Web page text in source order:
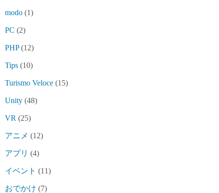
modo (1)
PC (2)
PHP(12)
Tips (10)
Turismo Veloce (15)
Unity (48)
VR (25)
アニメ (12)
アプリ (4)
イベント (11)
おでかけ (7)